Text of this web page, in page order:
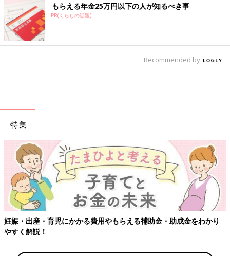
もらえる年金25万円以下の人が知るべき事
PR(くらしの話題)
Recommended by
特集
妊娠・出産・育児にかかる費用やもらえる補助金・助成金をわかり
やすく解説！